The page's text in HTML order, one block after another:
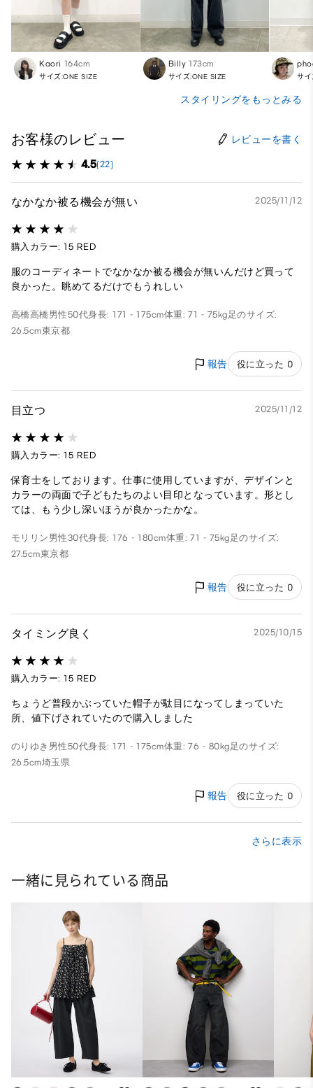
Kaori 164cm
サイズ:ONE SIZE
Billy 173cm
サイズ:ONE SIZE サ
スタイリングをもっとみる
お客様のレビュー レビューを書く
4.5(22)
なかなか被る機会が無い 2025/11/12
購入カラー: 15 RED
服のコーディネートでなかなか被る機会が無いんだけど買って
良かった。眺めてるだけでもうれしい
高橋高橋男性50代身長: 171 - 175cm体重: 71 - 75kg足のサイズ:
26.5cm東京都
報告 役に立った 0
目立つ 2025/11/12
購入カラー: 15 RED
保育士をしております。仕事に使用していますが、デザインと
カラーの両面で子どもたちのよい目印となっています。形とし
ては、もう少し深いほうが良かったかな。
モリリン 男性30代身長: 176 - 180cm体重: 71 - 75kg足のサイズ:
27.5cm東京都
報告 役に立った 0
タイミング良く 2025/10/15
購入カラー: 15 RED
ちょうど普段かぶっていた帽子が駄目になってしまっていた
所、値下げされていたので購入しました
のりゆき 男性50代身長: 171 - 175cm体重: 76 - 80kg足のサイズ:
26.5cm埼玉県
報告 役に立った 0
さらに表示
一緒に見られている商品